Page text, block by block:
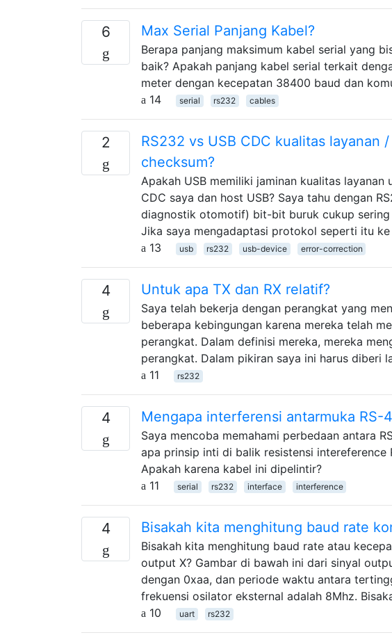
6 Max Serial Panjang Kabel?
Berapa panjang maksimum kabel serial yang
baik? Apakah panjang kabel serial terkait
meter dengan kecepatan 38400 baud dan
14
serial rs232 cables
2
RS232 vs USB CDC kualitas layanan
checksum?
Apakah USB memiliki jaminan kualitas
CDC saya dan host USB? Saya tahu dengan
diagnostik otomotif) bit-bit buruk cukup
Jika saya mengadaptasi protokol seperti itu
13
usb rs232 usb-device error-correction
4 Untuk apa TX dan RX relatif?
Saya telah bekerja dengan perangkat yang
beberapa kebingungan karena mereka telah
perangkat. Dalam definisi mereka, mereka
perangkat. Dalam pikiran saya ini harus diberi
11
rs232
4 Mengapa interferensi antarmuka RS-
Saya mencoba memahami perbedaan antara
apa prinsip inti di balik resistensi
Apakah karena kabel ini dipelintir?
11
serial rs232 interface interference
4 Bisakah kita menghitung baud rate
Bisakah kita menghitung baud rate atau
output X? Gambar di bawah ini dari sinyal
dengan 0xaa, dan periode waktu antara
frekuensi osilator eksternal adalah 8Mhz.
10
uart rs232